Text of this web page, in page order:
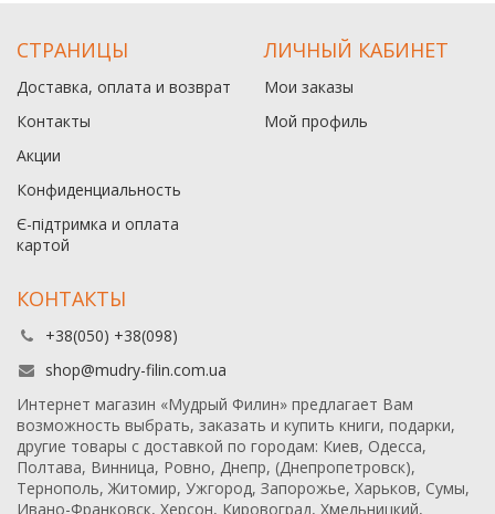
СТРАНИЦЫ
Доставка, оплата и возврат
Контакты
Акции
Конфиденциальность
Є-підтримка и оплата
картой
ЛИЧНЫЙ КАБИНЕТ
Мои заказы
Мой профиль
КОНТАКТЫ
+38(050) +38(098)
shop@mudry-filin.com.ua
Интернет магазин «Мудрый Филин» предлагает Вам
возможность выбрать, заказать и купить книги, подарки,
другие товары с доставкой по городам: Киев, Одесса,
Полтава, Винница, Ровно, Днепр, (Днепропетровск),
Тернополь, Житомир, Ужгород, Запорожье, Харьков, Сумы,
Ивано-Франковск, Херсон, Кировоград, Хмельницкий,